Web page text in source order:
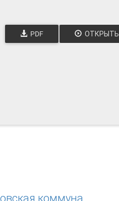
PDF ОТКРЫТЬ
коммуна